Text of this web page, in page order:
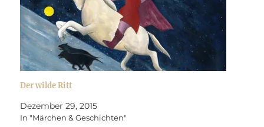
Der wilde Ritt
Dezember 29, 2015
In "Märchen & Geschichten"